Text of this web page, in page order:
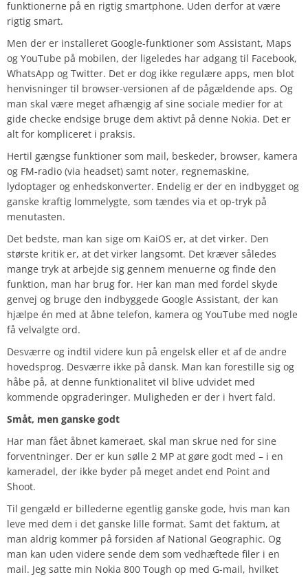
funktionerne på en rigtig smartphone. Uden derfor at være
rigtig smart.
Men der er installeret Google-funktioner som Assistant, Maps
og YouTube på mobilen, der ligeledes har adgang til Facebook,
WhatsApp og Twitter. Det er dog ikke regulære apps, men blot
henvisninger til browser-versionen af de pågældende aps. Og
man skal være meget afhængig af sine sociale medier for at
gide checke endsige bruge dem aktivt på denne Nokia. Det er
alt for kompliceret i praksis.
Hertil gængse funktioner som mail, beskeder, browser, kamera
og FM-radio (via headset) samt noter, regnemaskine,
lydoptager og enhedskonverter. Endelig er der en indbygget og
ganske kraftig lommelygte, som tændes via et op-tryk på
menutasten.
Det bedste, man kan sige om KaiOS er, at det virker. Den
største kritik er, at det virker langsomt. Det kræver således
mange tryk at arbejde sig gennem menuerne og finde den
funktion, man har brug for. Her kan man med fordel skyde
genvej og bruge den indbyggede Google Assistant, der kan
hjælpe én med at åbne telefon, kamera og YouTube med nogle
få velvalgte ord.
Desværre og indtil videre kun på engelsk eller et af de andre
hovedsprog. Desværre ikke på dansk. Man kan forestille sig og
håbe på, at denne funktionalitet vil blive udvidet med
kommende opgraderinger. Muligheden er der i hvert fald.
Småt, men ganske godt
Har man fået åbnet kameraet, skal man skrue ned for sine
forventninger. Der er kun sølle 2 MP at gøre godt med – i en
kameradel, der ikke byder på meget andet end Point and
Shoot.
Til gengæld er billederne egentlig ganske gode, hvis man kan
leve med dem i det ganske lille format. Samt det faktum, at
man aldrig kommer på forsiden af National Geographic. Og
man kan uden videre sende dem som vedhæftede filer i en
mail. Jeg satte min Nokia 800 Tough op med G-mail, hvilket